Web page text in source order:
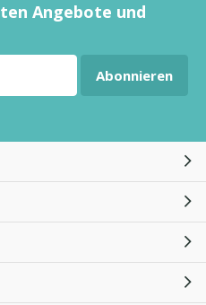
Angebote und
Abonnieren